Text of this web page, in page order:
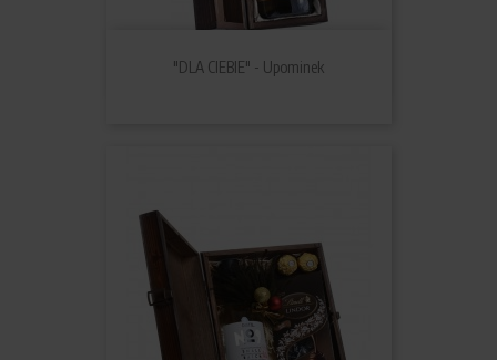
"DLA CIEBIE" - Upominek